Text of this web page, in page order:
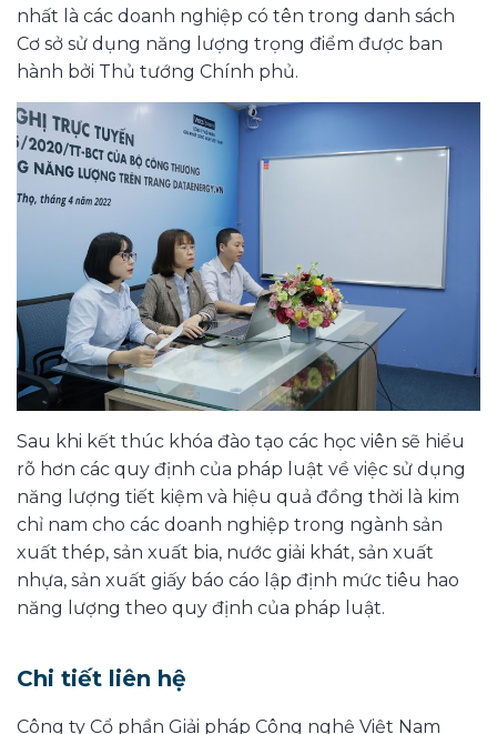
nhất là các doanh nghiệp có tên trong danh sách
Cơ sở sử dụng năng lượng trọng điểm được ban
hành bởi Thủ tướng Chính phủ.
Sau khi kết thúc khóa đào tạo các học viên sẽ hiểu
rõ hơn các quy định của pháp luật về việc sử dụng
năng lượng tiết kiệm và hiệu quả đồng thời là kim
chỉ nam cho các doanh nghiệp trong ngành sản
xuất thép, sản xuất bia, nước giải khát, sản xuất
nhựa, sản xuất giấy báo cáo lập định mức tiêu hao
năng lượng theo quy định của pháp luật.
Chi tiết liên hệ
Công ty Cổ phần Giải pháp Công nghệ Việt Nam